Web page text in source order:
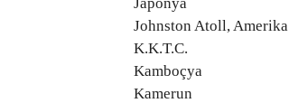
Johnston Atoll, Amerika
K.K.T.C.
Kamboçya
Kamerun